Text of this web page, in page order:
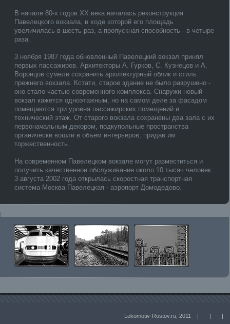
В начале 80-х годов XX века началась реконструкция
Павелецкого вокзала, в ходе которой его площадь
увеличилась в шесть раз, а пропускная способность - в четыре
раза.
3 ноября 1987 года обновленный Павелецкий вокзал принял
первых пассажиров. Архитекторы А. Гурков, С. Кузнецов и А.
Воронцов сумели сохранить архитектурный облик и стиль
прежнего вокзала. Кстати, старое здание не было разрушено -
оно стало частью современного комплекса. Снаружи новый
вокзал кажется одноэтажным, но на самом деле за фасадом
помещаются три уровня пассажирских помещений и
технический этаж. От старого вокзала сохранены два зала с их
первоначальным декором, подкупольные пространства
органически вошли в объем интерьеров, придав им
торжественность.
На современном Павелецком вокзале могут разместиться и
получить качественное обслуживание около 10 тысяч человек.
3 августа 2002 года открылась скоростная транспортная
система Москва Павелецкая - аэропорт Домодедово.
Lokomotiv-Rostov.ru, 2011 | | |